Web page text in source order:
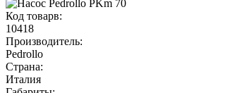
Код товарв:
10418
Производитель:
Pedrollo
Страна:
Италия